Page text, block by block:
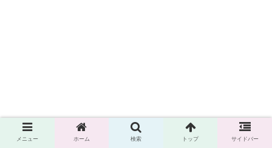
メニュー ホーム 検索 トップ サイドバー